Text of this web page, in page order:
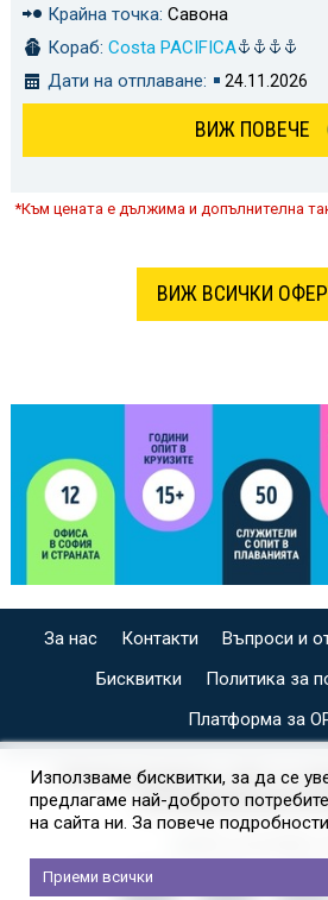
Крайна точка: Савона
Кораб: Costa PACIFICA
Дати на отплаване:
24.11.2026
ВИЖ ПОВЕЧЕ
*Към цената е дължима и допълнителна
ВИЖ ВСИЧКИ
За нас Контакти Въпроси и
Бисквитки
Политика за
Платформа за
СПЕЦИАЛИЗИРАН САЙТ ЗА
ОРГАНИЗИРАНИ
Използваме бисквитки, за да се
предлагаме най-доброто
на сайта ни. За повече
Приеми всички